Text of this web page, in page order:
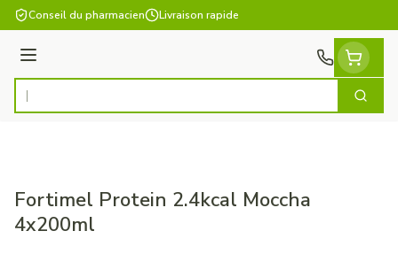
Aller au contenu
Conseil du pharmacien Livraison rapide
Menu
Rechercher
Fortimel Protein 2.4kcal Moccha
4x200ml